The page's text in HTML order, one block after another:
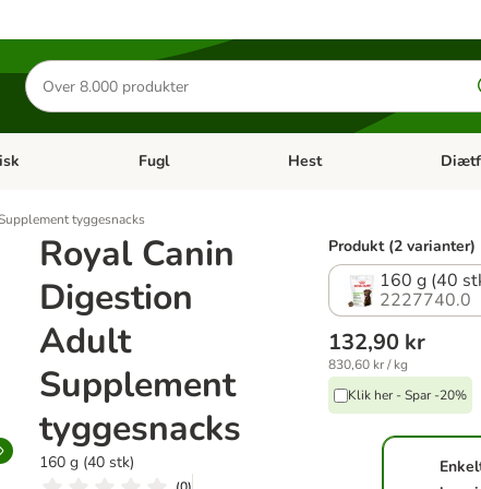
Søg
efter
produkter
kategori menu: GnaverÅben kategori menu: Fisk
Fugl Åben kategori menu: Fugl
Hest Åben
tyggesnacks
Royal Canin
Digestion
Adult
Supplement
tyggesnacks
160 g (40 stk)
Produkt (2 varianter)
160 g (40
2227740.0
132,90 kr
830,60 kr / kg
Klik her - Spar -20%